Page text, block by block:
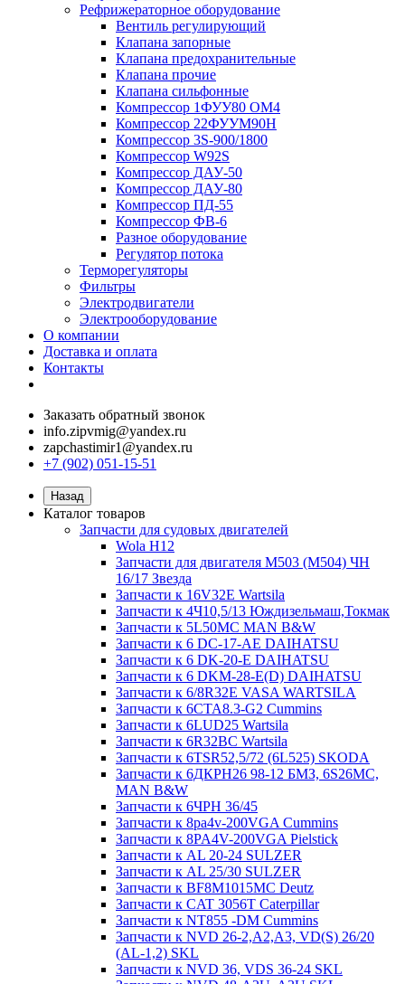
Рефрижераторное оборудование
Вентиль регулирующий
Клапана запорные
Клапана предохранительные
Клапана прочие
Клапана сильфонные
Компрессор 1ФУУ80 ОМ4
Компрессор 22ФУУМ90Н
Компрессор 3S-900/1800
Компрессор W92S
Компрессор ДАУ-50
Компрессор ДАУ-80
Компрессор ПД-55
Компрессор ФВ-6
Разное оборудование
Регулятор потока
Терморегуляторы
Фильтры
Электродвигатели
Электрооборудование
О компании
Доставка и оплата
Контакты
Заказать обратный звонок
info.zipvmig@yandex.ru
zapchastimir1@yandex.ru
+7 (902) 051-15-51
Назад
Каталог товаров
Запчасти для судовых двигателей
Wola H12
Запчасти для двигателя M503 (M504) ЧН
16/17 Звезда
Запчасти к 16V32E Wartsila
Запчасти к 4Ч10,5/13 Юждизельмаш,Токмак
Запчасти к 5L50MC MAN B&W
Запчасти к 6 DC-17-AE DAIHATSU
Запчасти к 6 DK-20-E DAIHATSU
Запчасти к 6 DKM-28-E(D) DAIHATSU
Запчасти к 6/8R32E VASA WARTSILA
Запчасти к 6CTA8.3-G2 Cummins
Запчасти к 6LUD25 Wartsila
Запчасти к 6R32BC Wartsila
Запчасти к 6TSR52,5/72 (6L525) SKODA
Запчасти к 6ДКРН26 98-12 БМЗ, 6S26MC,
MAN B&W
Запчасти к 6ЧРН 36/45
Запчасти к 8pa4v-200VGA Cummins
Запчасти к 8PA4V-200VGA Pielstick
Запчасти к AL 20-24 SULZER
Запчасти к AL 25/30 SULZER
Запчасти к BF8M1015MC Deutz
Запчасти к CAT 3056T Caterpillar
Запчасти к NT855 -DM Cummins
Запчасти к NVD 26-2,A2,A3, VD(S) 26/20
(AL-1,2) SKL
Запчасти к NVD 36, VDS 36-24 SKL